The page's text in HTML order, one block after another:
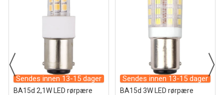
Sendes innen 13-15 dager
BA15d 2,1W LED rørpære
Sendes innen 13-15 dager
BA15d 3W LED rørpære